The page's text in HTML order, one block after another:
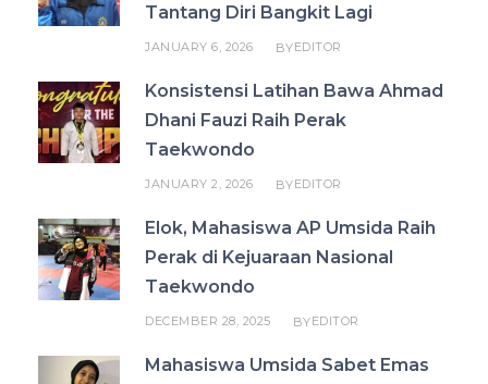
Tantang Diri Bangkit Lagi
JANUARY 6, 2026 BYEDITOR
Konsistensi Latihan Bawa Ahmad
Dhani Fauzi Raih Perak
Taekwondo
JANUARY 2, 2026 BYEDITOR
Elok, Mahasiswa AP Umsida Raih
Perak di Kejuaraan Nasional
Taekwondo
DECEMBER 28, 2025 BYEDITOR
Mahasiswa Umsida Sabet Emas